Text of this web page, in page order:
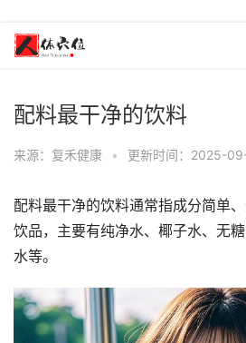
配料最干净的饮料
来源：复禾健康 • 更新时间：2025-
配料最干净的饮料通常指成分简单
饮品，主要有纯净水、椰子水、无
水等。